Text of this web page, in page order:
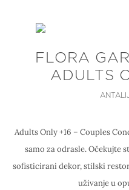
FLORA
ADULTS
Adults Only +16 – Couples
samo za odrasle. Očekujte
sofisticirani dekor, stilski
uživanje u